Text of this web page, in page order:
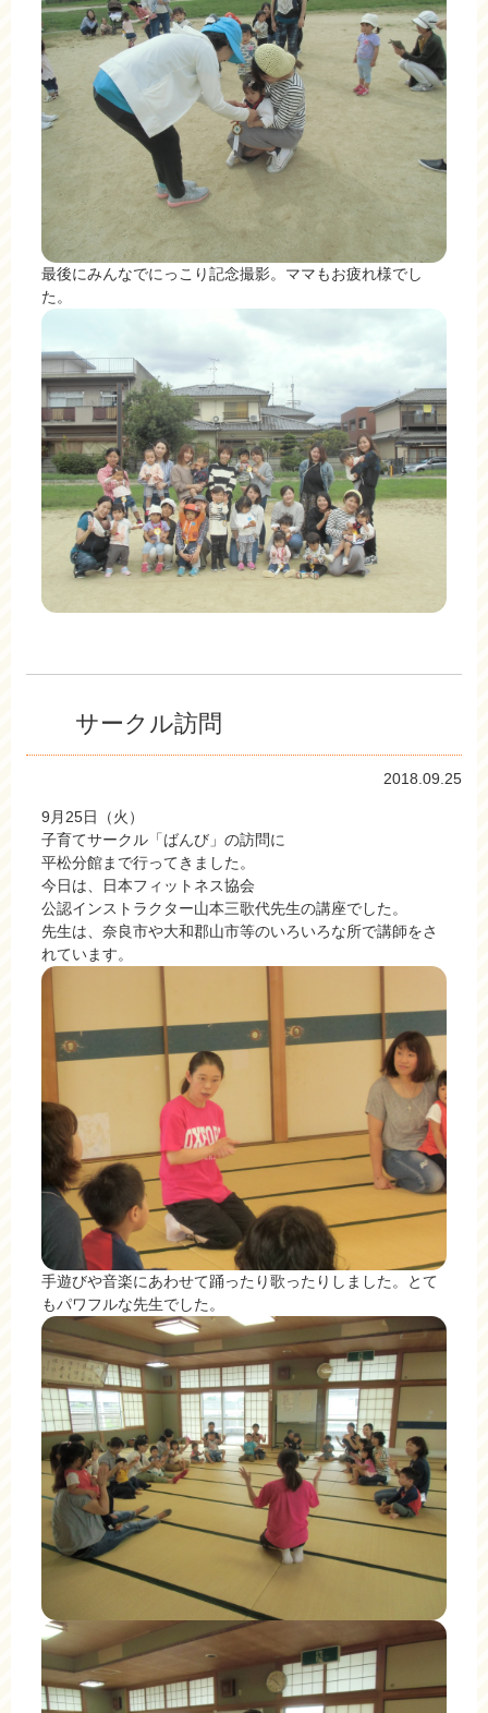
最後にみんなでにっこり記念撮影。ママもお疲れ様でし
た。
サークル訪問
2018.09.25
9月25日（火）
子育てサークル「ばんび」の訪問に
平松分館まで行ってきました。
今日は、日本フィットネス協会
公認インストラクター山本三歌代先生の講座でした。
先生は、奈良市や大和郡山市等のいろいろな所で講師をさ
れています。
手遊びや音楽にあわせて踊ったり歌ったりしました。とて
もパワフルな先生でした。